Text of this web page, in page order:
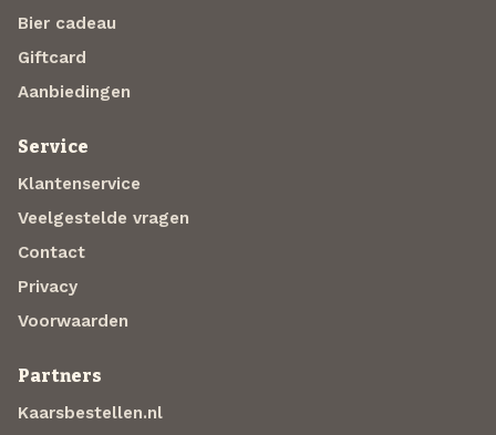
Bier cadeau
Giftcard
Aanbiedingen
Service
Klantenservice
Veelgestelde vragen
Contact
Privacy
Voorwaarden
Partners
Kaarsbestellen.nl